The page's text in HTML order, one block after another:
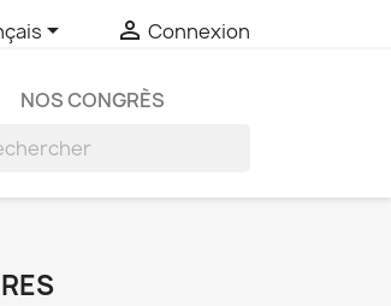
  Connexion
NOS CONGRÈS